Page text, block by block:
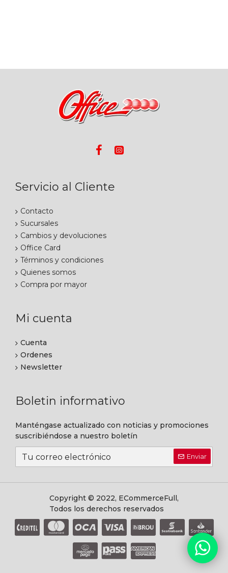
Servicio al Cliente
Contacto
Sucursales
Cambios y devoluciones
Office Card
Términos y condiciones
Quienes somos
Compra por mayor
Mi cuenta
Cuenta
Ordenes
Newsletter
Boletin informativo
Manténgase actualizado con noticias y promociones
suscribiéndose a nuestro boletín
Enviar
Copyright © 2022, ECommerceFull,
Todos los derechos reservados